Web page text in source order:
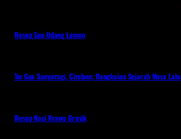
Resep Sup Udang Lemon
Tm Gua Sunyaragi, Cirebon; Rangkaian Sejarah Masa Lalu
Resep Nasi Krawu Gresik